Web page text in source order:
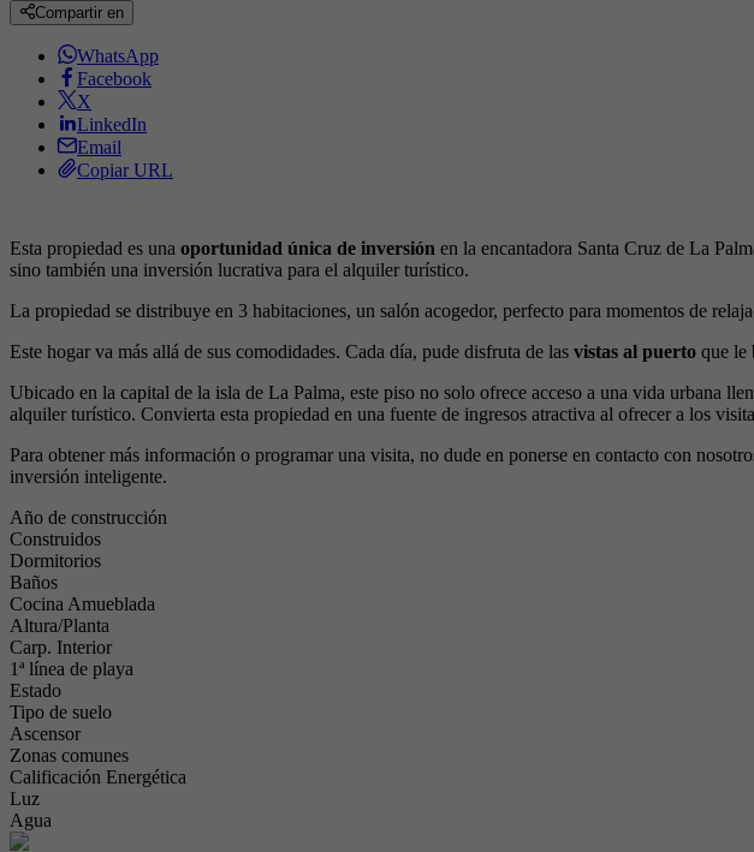
Compartir en
WhatsApp
Facebook
X
LinkedIn
Email
Copiar URL
Esta propiedad es una oportunidad única de inversión en la encantadora Santa Cruz de La
sino también una inversión lucrativa para el alquiler turístico.
La propiedad se distribuye en 3 habitaciones, un salón acogedor, perfecto para momentos de
Este hogar va más allá de sus comodidades. Cada día, pude disfruta de las vistas al puerto que le
Ubicado en la capital de la isla de La Palma, este piso no solo ofrece acceso a una vida urbana
alquiler turístico. Convierta esta propiedad en una fuente de ingresos atractiva al ofrecer a los
Para obtener más información o programar una visita, no dude en ponerse en contacto con
inversión inteligente.
Año de construcción
Construidos
Dormitorios
Baños
Cocina Amueblada
Altura/Planta
Carp. Interior
1ª línea de playa
Estado
Tipo de suelo
Ascensor
Zonas comunes
Calificación Energética
Luz
Agua